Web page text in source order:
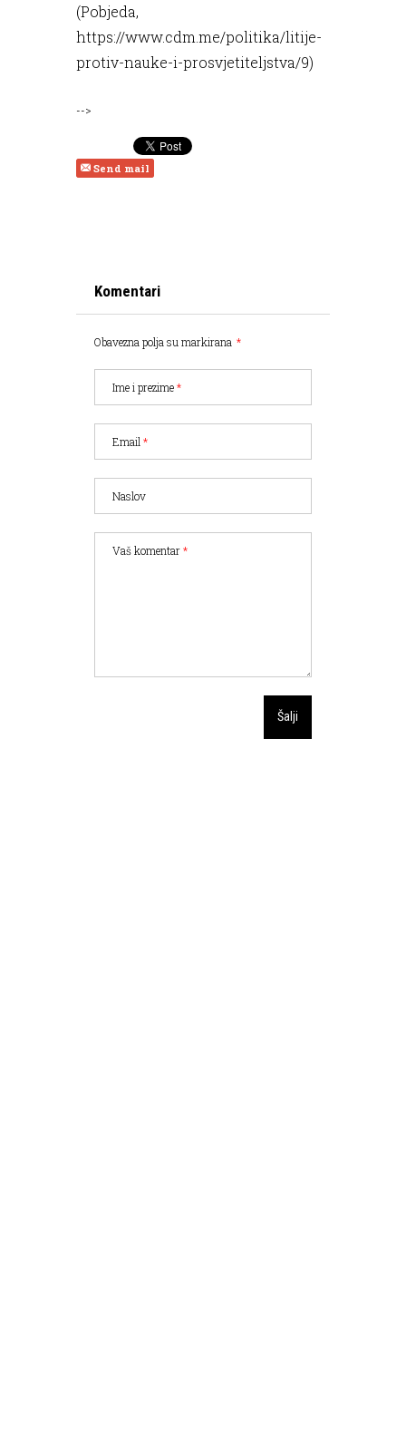
(Pobjeda,
https://www.cdm.me/politika/litije-
protiv-nauke-i-prosvjetiteljstva/9)
-->
Send mail
Komentari
Obavezna polja su markirana *
Ime i prezime*
Email *
Naslov
Vaš komentar*